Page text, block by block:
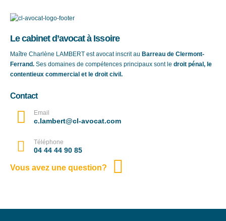
Le cabinet d’avocat à Issoire
Maître Charlène LAMBERT est avocat inscrit au Barreau de Clermont-
Ferrand. Ses domaines de compétences principaux sont le droit pénal, le
contentieux commercial et le droit civil.
Contact
Email
c.lambert@cl-avocat.com
Téléphone
04 44 44 90 85
Vous avez une question?